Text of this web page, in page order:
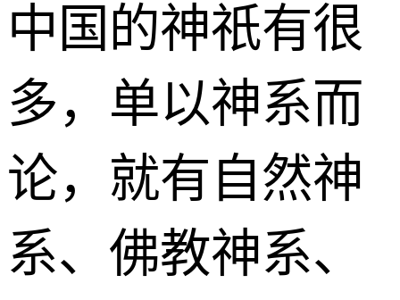
中国的神祇有很
多，单以神系而
论，就有自然神
系、佛教神系、